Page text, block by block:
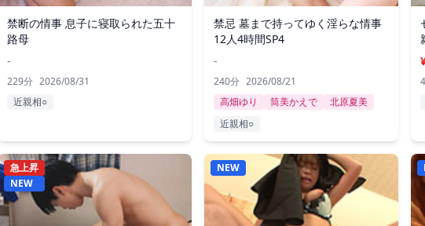
禁断の情事 息子に寝取られた五十
路母
-
229分 2026/08/31
近親相○
禁忌 墓まで持ってゆく淫らな情事
12人4時間SP4
-
240分 2026/08/21
高畑ゆり
筒美かえで
北原夏美
近親相○
急上昇
NEW
NEW